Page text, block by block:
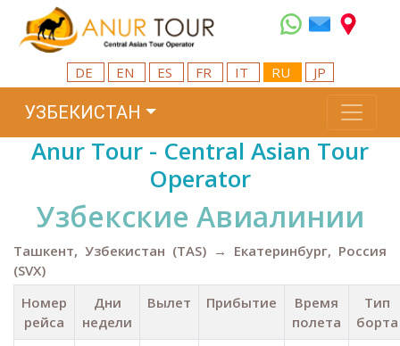
DE EN ES FR IT RU JP
УЗБЕКИСТАН
Anur Tour - Central Asian Tour
Operator
Узбекские Aвиалинии
Ташкент, Узбекистан (TAS) → Екатеринбург, Россия
(SVX)
Номер
рейса
Дни
недели
Вылет Прибытие
Время
полета
Тип
борта